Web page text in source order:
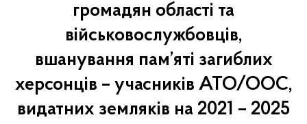
громадян області та
військовослужбовців,
вшанування пам’яті загиблих
херсонців – учасників АТО/ООС,
видатних земляків на 2021 – 2025